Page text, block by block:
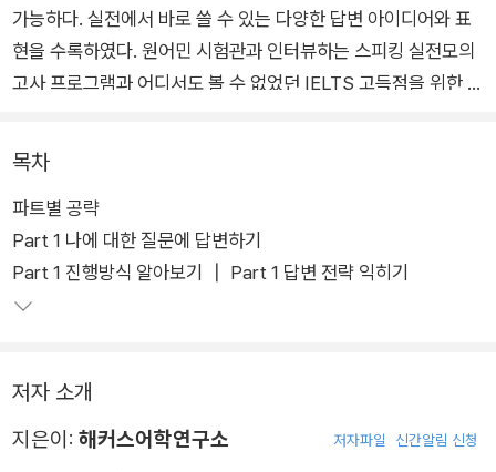
가능하다. 실전에서 바로 쓸 수 있는 다양한 답변 아이디어와 표
현을 수록하였다. 원어민 시험관과 인터뷰하는 스피킹 실전모의
고사 프로그램과 어디서도 볼 수 없었던 IELTS 고득점을 위한 부
목차
파트별 공략
Part 1 나에 대한 질문에 답변하기
Part 1 진행방식 알아보기 ┃ Part 1 답변 전략 익히기
저자 소개
지은이: 해커스어학연구소 저자파일 신간알림 신청